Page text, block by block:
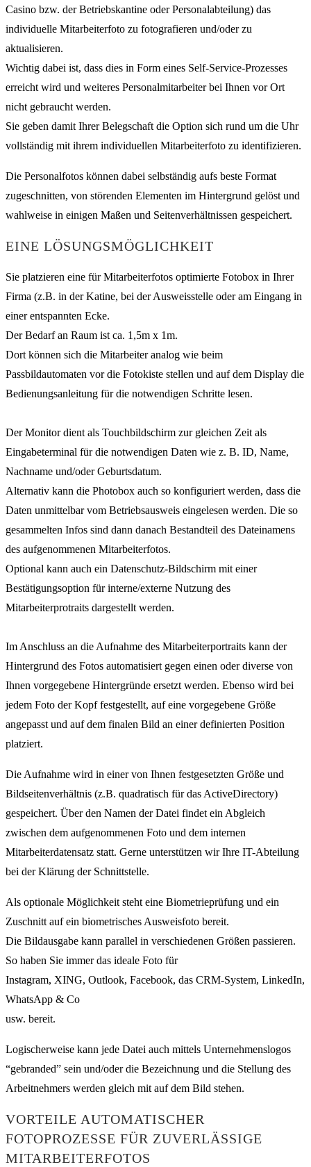
Casino bzw. der Betriebskantine oder Personalabteilung) das
individuelle Mitarbeiterfoto zu fotografieren und/oder zu
aktualisieren.
Wichtig dabei ist, dass dies in Form eines Self-Service-Prozesses
erreicht wird und weiteres Personalmitarbeiter bei Ihnen vor Ort
nicht gebraucht werden.
Sie geben damit Ihrer Belegschaft die Option sich rund um die Uhr
vollständig mit ihrem individuellen Mitarbeiterfoto zu identifizieren.
Die Personalfotos können dabei selbständig aufs beste Format
zugeschnitten, von störenden Elementen im Hintergrund gelöst und
wahlweise in einigen Maßen und Seitenverhältnissen gespeichert.
EINE LÖSUNGSMÖGLICHKEIT
Sie platzieren eine für Mitarbeiterfotos optimierte Fotobox in Ihrer
Firma (z.B. in der Katine, bei der Ausweisstelle oder am Eingang in
einer entspannten Ecke.
Der Bedarf an Raum ist ca. 1,5m x 1m.
Dort können sich die Mitarbeiter analog wie beim
Passbildautomaten vor die Fotokiste stellen und auf dem Display die
Bedienungsanleitung für die notwendigen Schritte lesen.
Der Monitor dient als Touchbildschirm zur gleichen Zeit als
Eingabeterminal für die notwendigen Daten wie z. B. ID, Name,
Nachname und/oder Geburtsdatum.
Alternativ kann die Photobox auch so konfiguriert werden, dass die
Daten unmittelbar vom Betriebsausweis eingelesen werden. Die so
gesammelten Infos sind dann danach Bestandteil des Dateinamens
des aufgenommenen Mitarbeiterfotos.
Optional kann auch ein Datenschutz-Bildschirm mit einer
Bestätigungsoption für interne/externe Nutzung des
Mitarbeiterprotraits dargestellt werden.
Im Anschluss an die Aufnahme des Mitarbeiterportraits kann der
Hintergrund des Fotos automatisiert gegen einen oder diverse von
Ihnen vorgegebene Hintergründe ersetzt werden. Ebenso wird bei
jedem Foto der Kopf festgestellt, auf eine vorgegebene Größe
angepasst und auf dem finalen Bild an einer definierten Position
platziert.
Die Aufnahme wird in einer von Ihnen festgesetzten Größe und
Bildseitenverhältnis (z.B. quadratisch für das ActiveDirectory)
gespeichert. Über den Namen der Datei findet ein Abgleich
zwischen dem aufgenommenen Foto und dem internen
Mitarbeiterdatensatz statt. Gerne unterstützen wir Ihre IT-Abteilung
bei der Klärung der Schnittstelle.
Als optionale Möglichkeit steht eine Biometrieprüfung und ein
Zuschnitt auf ein biometrisches Ausweisfoto bereit.
Die Bildausgabe kann parallel in verschiedenen Größen passieren.
So haben Sie immer das ideale Foto für
Instagram, XING, Outlook, Facebook, das CRM-System, LinkedIn,
WhatsApp & Co
usw. bereit.
Logischerweise kann jede Datei auch mittels Unternehmenslogos
“gebranded” sein und/oder die Bezeichnung und die Stellung des
Arbeitnehmers werden gleich mit auf dem Bild stehen.
VORTEILE AUTOMATISCHER
FOTOPROZESSE FÜR ZUVERLÄSSIGE
MITARBEITERFOTOS